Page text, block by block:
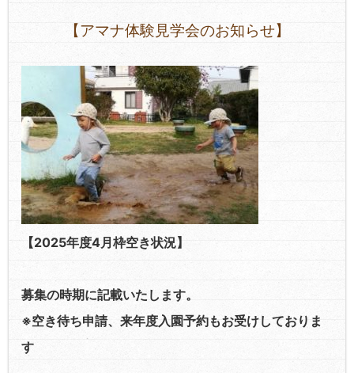
【アマナ体験見学会のお知らせ】
【2025年度4月枠空き状況】
募集の時期に記載いたします。
※空き待ち申請、来年度入園予約もお受けしておりま
す